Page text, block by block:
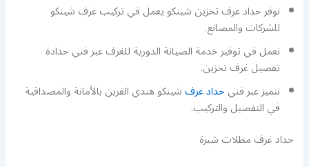
نوفر حداد غرف تخزين شينكو يعمل في تركيب غرف شينكو
للشركات والمصانع.
نعمل في توفير خدمة الصيانة الدورية للغرف عبر فني حدادة
تفصيل غرف تخزين.
نتميز عبر فنيحداد غرفشينكو هندي القرين بالأمانة والمصداقية
في التفصيل والتركيب.
حداد غرف مظلات شبرة